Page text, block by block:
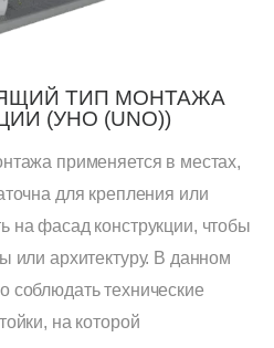
ТИП МОНТАЖА
(УНО (UNO))
применяется в местах,
для крепления или
на фасад конструкции, чтобы
или архитектуру. В данном
соблюдать технические
на которой